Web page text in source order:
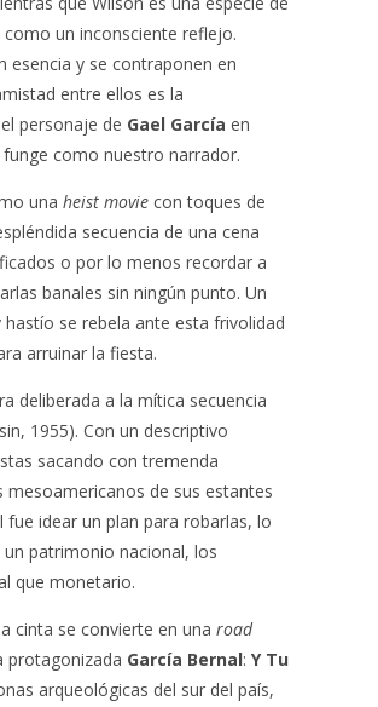
un inconsciente reflejo.
esencia y se contraponen en
entre ellos es la
personaje de Gael García en
funge como nuestro narrador.
una heist movie con toques de
secuencia de una cena
o por lo menos recordar a
banales sin ningún punto. Un
se rebela ante esta frivolidad
arruinar la fiesta.
deliberada a la mítica secuencia
1955). Con un descriptivo
sacando con tremenda
de sus estantes
idear un plan para robarlas, lo
patrimonio nacional, los
que monetario.
cinta se convierte en una road
protagonizada García Bernal: Y Tu
arqueológicas del sur del país,